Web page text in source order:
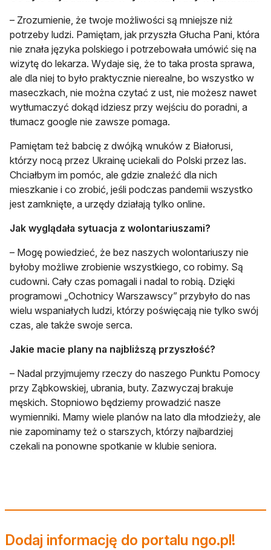
– Zrozumienie, że twoje możliwości są mniejsze niż
potrzeby ludzi. Pamiętam, jak przyszła Głucha Pani, która
nie znała języka polskiego i potrzebowała umówić się na
wizytę do lekarza. Wydaje się, że to taka prosta sprawa,
ale dla niej to było praktycznie nierealne, bo wszystko w
maseczkach, nie można czytać z ust, nie możesz nawet
wytłumaczyć dokąd idziesz przy wejściu do poradni, a
tłumacz google nie zawsze pomaga.
Pamiętam też babcię z dwójką wnuków z Białorusi,
którzy nocą przez Ukrainę uciekali do Polski przez las.
Chciałbym im pomóc, ale gdzie znaleźć dla nich
mieszkanie i co zrobić, jeśli podczas pandemii wszystko
jest zamknięte, a urzędy działają tylko online.
Jak wyglądała sytuacja z wolontariuszami?
– Mogę powiedzieć, że bez naszych wolontariuszy nie
byłoby możliwe zrobienie wszystkiego, co robimy. Są
cudowni. Cały czas pomagali i nadal to robią. Dzięki
programowi „Ochotnicy Warszawscy” przybyło do nas
wielu wspaniałych ludzi, którzy poświęcają nie tylko swój
czas, ale także swoje serca.
Jakie macie plany na najbliższą przyszłość?
– Nadal przyjmujemy rzeczy do naszego Punktu Pomocy
przy Ząbkowskiej, ubrania, buty. Zazwyczaj brakuje
męskich. Stopniowo będziemy prowadzić nasze
wymienniki. Mamy wiele planów na lato dla młodzieży, ale
nie zapominamy też o starszych, którzy najbardziej
czekali na ponowne spotkanie w klubie seniora.
Dodaj informację do portalu ngo.pl!